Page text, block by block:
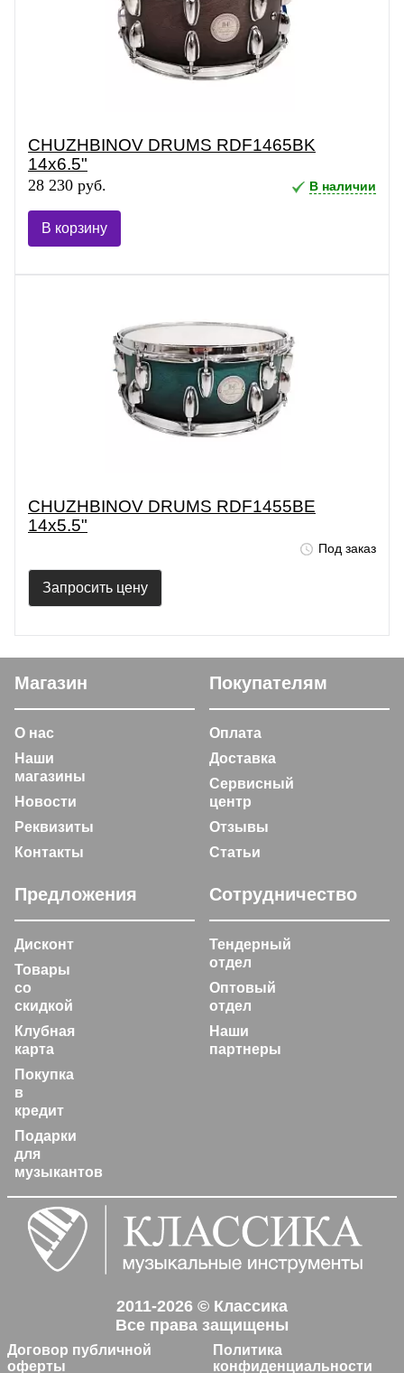
CHUZHBINOV DRUMS RDF1465BK
14x6.5"
28 230 руб. В наличии
В корзину
CHUZHBINOV DRUMS RDF1455BE
14x5.5"
Под заказ
Запросить цену
Магазин
О нас
Наши
магазины
Новости
Реквизиты
Контакты
Покупателям
Оплата
Доставка
Сервисный
центр
Отзывы
Статьи
Предложения
Дисконт
Товары
со
скидкой
Клубная
карта
Покупка
в
кредит
Подарки
для
музыкантов
Сотрудничество
Тендерный
отдел
Оптовый
отдел
Наши
партнеры
2011-2026 © Классика
Все права защищены
Договор публичной
оферты
Политика
конфиденциальности